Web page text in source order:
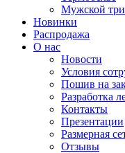
Мужской
Новинки
Распродажа
О нас
Новости
Условия
Пошив на
Разработка
Контакты
Презентации
Размерная
Отзывы